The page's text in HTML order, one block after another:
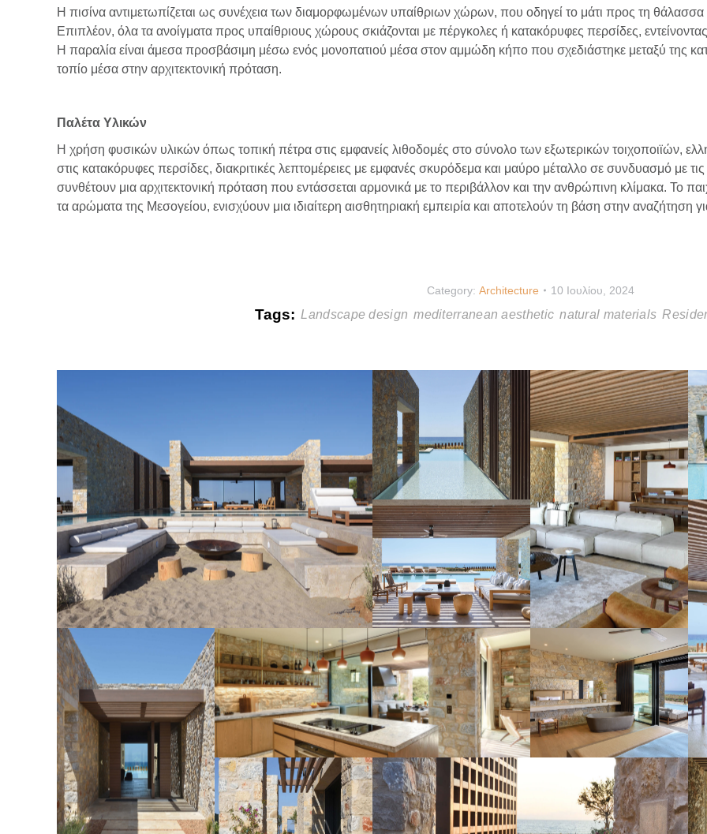
Η πισίνα αντιμετωπίζεται ως συνέχεια των διαμορφωμένων υπαίθριων χώρων, που οδηγεί το μάτι προς τη θάλασσα
Επιπλέον, όλα τα ανοίγματα προς υπαίθριους χώρους σκιάζονται με πέργκολες ή κατακόρυφες περσίδες,
Η παραλία είναι άμεσα προσβάσιμη μέσω ενός μονοπατιού μέσα στον αμμώδη κήπο που σχεδιάστηκε μεταξύ της
τοπίο μέσα στην αρχιτεκτονική πρόταση.
Παλέτα Υλικών
Η χρήση φυσικών υλικών όπως τοπική πέτρα στις εμφανείς λιθοδομές στο σύνολο των εξωτερικών τοιχοποιϊών,
στις κατακόρυφες περσίδες, διακριτικές λεπτομέρειες με εμφανές σκυρόδεμα και μαύρο μέταλλο σε συνδυασμό με τις
συνθέτουν μια αρχιτεκτονική πρόταση που εντάσσεται αρμονικά με το περιβάλλον και την ανθρώπινη κλίμακα. Το
τα αρώματα της Μεσογείου, ενισχύουν μια ιδιαίτερη αισθητηριακή εμπειρία και αποτελούν τη βάση στην αναζήτηση
Category: Architecture 10 Ιουλίου, 2024
Tags: Landscape design mediterranean aesthetic natural materials